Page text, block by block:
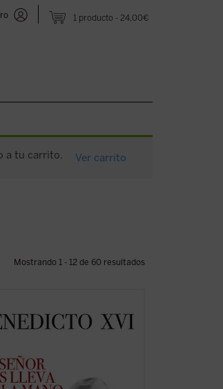
1 producto 24,00€
a tu carrito. Ver carrito
Mostrando 1 - 12 de 60 resultados
de espíritu de Joseph
referencias a los Padres de la
y la actualidad de la vida del
...(ver ficha)